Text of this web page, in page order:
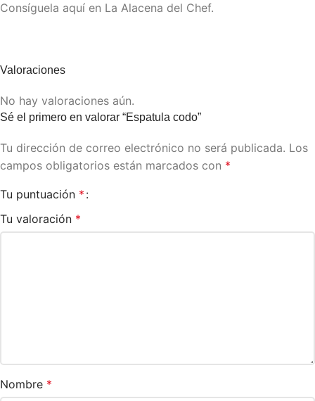
Consíguela aquí en La Alacena del Chef.
Valoraciones
No hay valoraciones aún.
Sé el primero en valorar “Espatula codo”
Tu dirección de correo electrónico no será publicada. Los
campos obligatorios están marcados con *
Tu puntuación *
Tu valoración *
Nombre *